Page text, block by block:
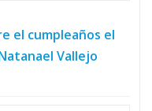
el cumpleaños el
Vallejo